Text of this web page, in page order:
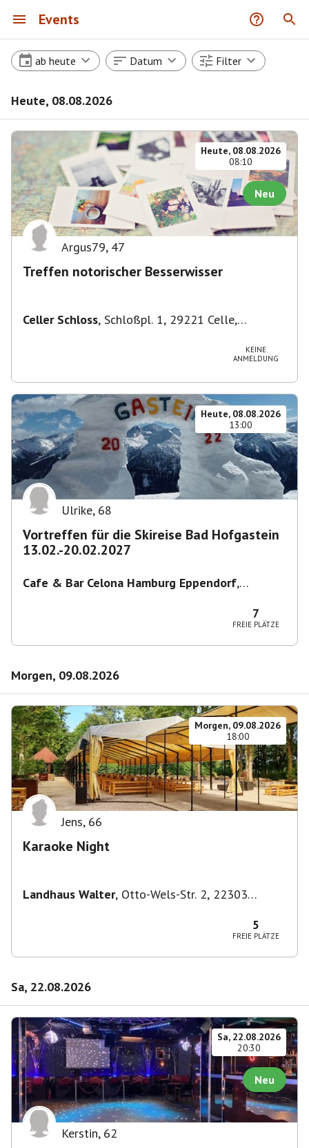
Events
ab heute Datum Filter
Heute, 08.08.2026
Heute, 08.08.2026
08:10
Neu
Argus79, 47
Treffen notorischer Besserwisser
Celler Schloss, Schloßpl. 1, 29221 Celle,
KEINE
ANMELDUNG
Heute, 08.08.2026
13:00
Ulrike, 68
Vortreffen für die Skireise Bad Hofgastein
13.02.-20.02.2027
Cafe & Bar Celona Hamburg Eppendorf,
7
FREIE PLÄTZE
Morgen, 09.08.2026
Morgen, 09.08.2026
18:00
Jens, 66
Karaoke Night
Landhaus Walter, Otto-Wels-Str. 2, 22303
5
FREIE PLÄTZE
Sa, 22.08.2026
Sa, 22.08.2026
20:30
Neu
Kerstin, 62